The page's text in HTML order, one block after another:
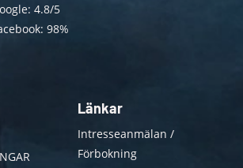
4.8/5
98%
Länkar
Intresseanmälan /
Förbokning